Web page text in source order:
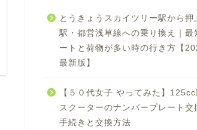
とうきょうスカイツリー駅から押
駅・都営浅草線への乗り換え｜最
ートと荷物が多い時の行き方【
最新版】
【５０代女子 やってみた】
スクーターのナンバープレート交
手続きと交換方法